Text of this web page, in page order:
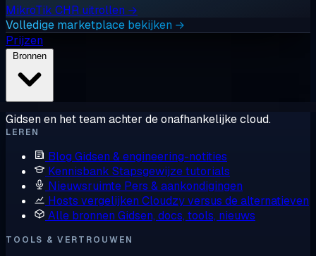
MikroTik CHR uitrollen →
Volledige marketplace bekijken →
Prijzen
Gidsen en het team achter de onafhankelijke cloud.
LEREN
Blog Gidsen & engineering-notities
Kennisbank Stapsgewijze tutorials
Nieuwsruimte Pers & aankondigingen
Hosts vergelijken Cloudzy versus de alternatieven
Alle bronnen Gidsen, docs, tools, nieuws
TOOLS & VERTROUWEN